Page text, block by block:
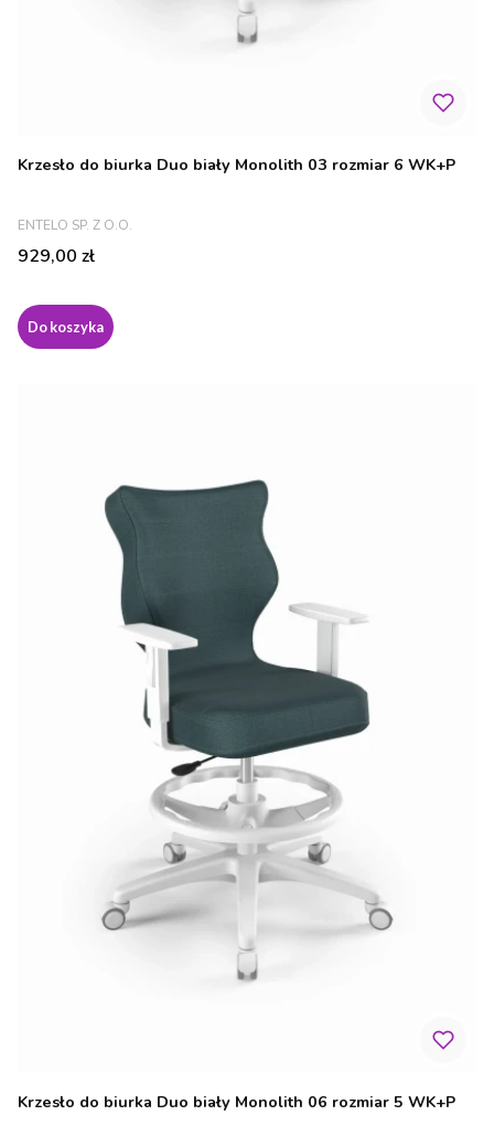
Krzesło do biurka Duo biały Monolith 03 rozmiar 6 WK+P
PRODUCENT
ENTELO SP. Z O.O.
Cena
929,00 zł
Do koszyka
Krzesło do biurka Duo biały Monolith 06 rozmiar 5 WK+P